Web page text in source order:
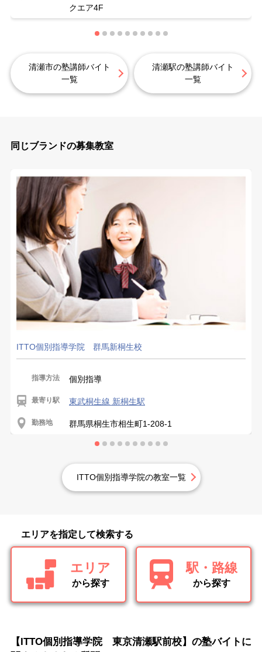
クエア4F
清瀬市の塾講師バイト
一覧
清瀬駅の塾講師バイト
一覧
同じブランドの募集教室
ITTO個別指導学院 群馬新桐生校
指導方法 個別指導
最寄り駅 東武桐生線 新桐生駅
勤務地 群馬県桐生市相生町1-208-1
ITTO個別指導学院の教室一覧
エリアを指定して検索する
エリア
から探す
駅・路線
から探す
【ITTO個別指導学院 東京清瀬駅前校】の塾バイトに